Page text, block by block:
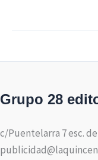
Grupo 28
c/Puentelarra 7 esc.